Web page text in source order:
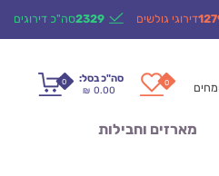
דירוגי גולשים 2329סה"כ דירוגים
0
0 סה"כ בסל:
₪ 0.00
מארזים וחבילות